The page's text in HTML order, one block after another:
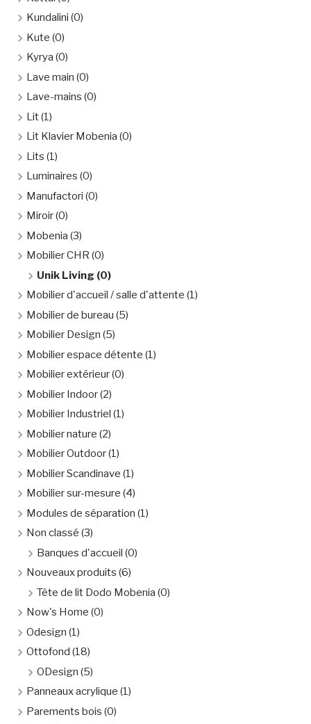
Kundalini (0)
Kute (0)
Kyrya (0)
Lave main (0)
Lave-mains (0)
Lit(1)
Lit Klavier Mobenia (0)
Lits (1)
Luminaires (0)
Manufactori (0)
Miroir(0)
Mobenia (3)
Mobilier CHR (0)
Unik Living (0)
Mobilier d'accueil / salle d'attente (1)
Mobilier de bureau (5)
Mobilier Design (5)
Mobilier espace détente (1)
Mobilier extérieur(0)
Mobilier Indoor(2)
Mobilier Industriel (1)
Mobilier nature (2)
Mobilier Outdoor(1)
Mobilier Scandinave (1)
Mobilier sur-mesure (4)
Modules de séparation (1)
Non classé (3)
Banques d'accueil (0)
Nouveaux produits (6)
Tête de lit Dodo Mobenia (0)
Now's Home (0)
Odesign (1)
Ottofond (18)
ODesign (5)
Panneaux acrylique (1)
Parements bois (0)